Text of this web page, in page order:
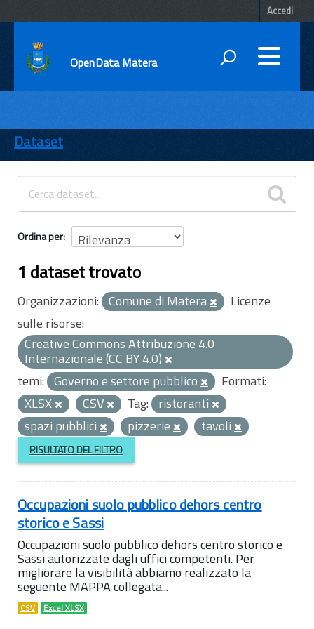
Accedi
OpenData Matera
ENTI
TEMI
INFORMAZIONI
Dataset
Ordina per
1 dataset trovato
Organizzazioni: Comune di Matera
Licenze
sulle risorse:
Creative Commons Attribuzione 4.0
Internazionale (CC BY 4.0)
temi: Governo e settore pubblico
Formati:
XLSX
CSV Tag: ristoranti
spazi pubblici
pizzerie tavoli
RISULTATO DEL FILTRO
Occupazioni suolo pubblico dehors centro
storico e Sassi
Occupazioni suolo pubblico dehors centro storico e
Sassi autorizzate dagli uffici competenti. Per
migliorare la visibilità abbiamo realizzato la
seguente MAPPA collegata...
CSV Excel XLSX